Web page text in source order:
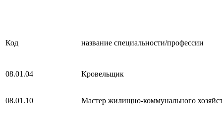
Код название специальности/профессии
08.01.04 Кровельщик
08.01.10 Мастер жилищно-коммунального